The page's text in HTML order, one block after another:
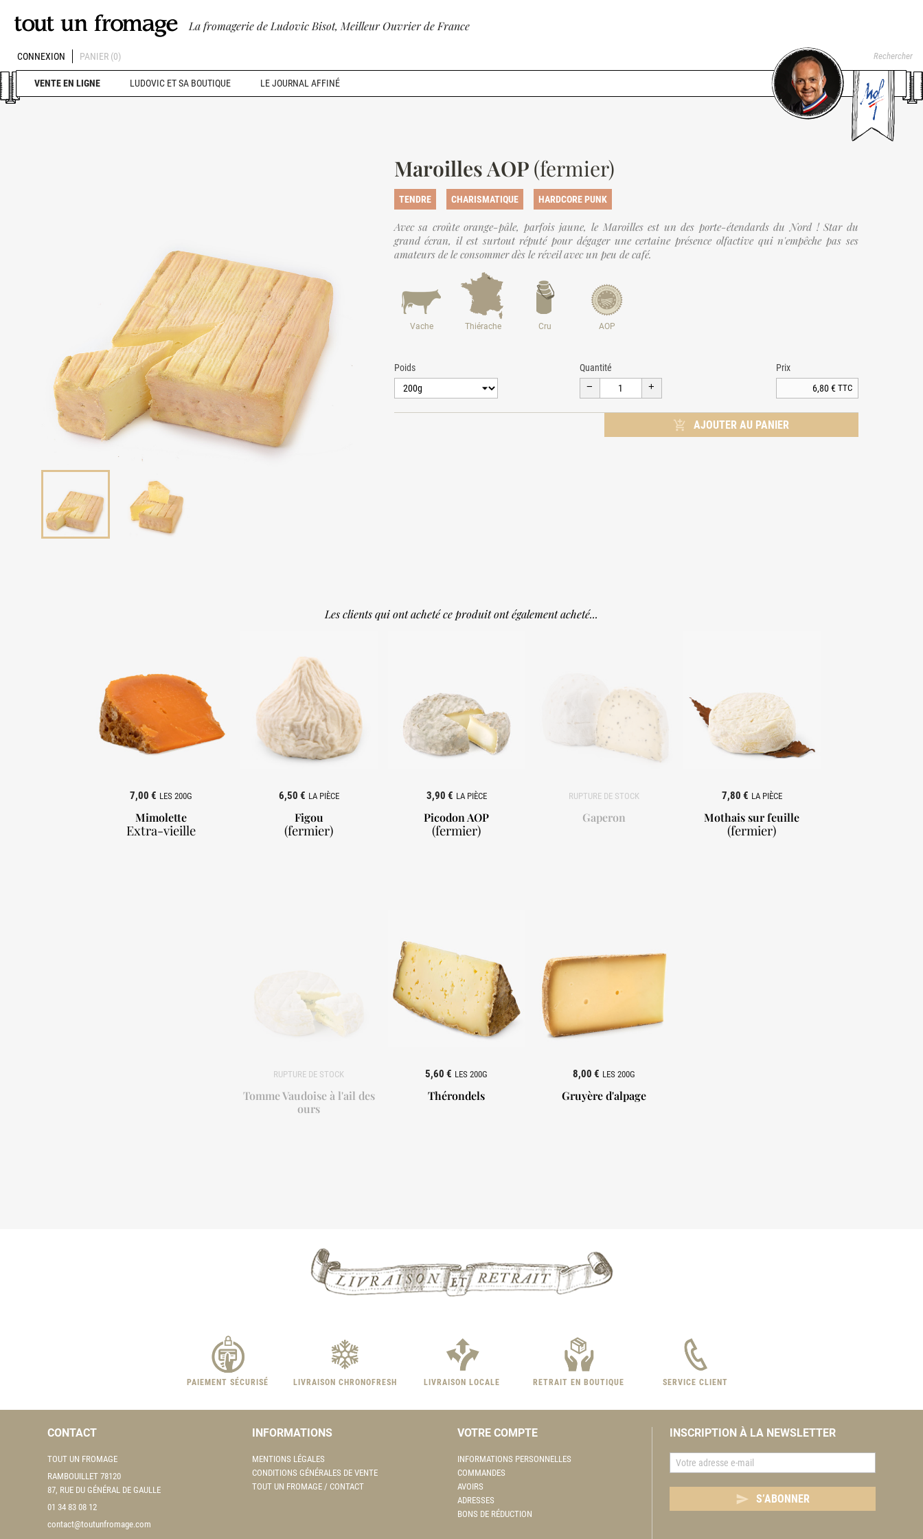
La fromagerie de Ludovic Bisot, Meilleur Ouvrier de France
CONNEXION PANIER (0)
VENTE EN LIGNE LUDOVIC ET SA BOUTIQUE LE JOURNAL AFFINÉ
Maroilles AOP (fermier)
TENDRE CHARISMATIQUE HARDCORE PUNK
Avec sa croûte orange-pâle, parfois jaune, le Maroilles est un des porte-étendards du Nord ! Star du
grand écran, il est surtout réputé pour dégager une certaine présence olfactive qui n'empêche pas ses
amateurs de le consommer dès le réveil avec un peu de café.
Vache Thiérache Cru AOP
Poids Quantité
Prix
6,80 €TTC
 AJOUTER AU PANIER
Les clients qui ont acheté ce produit ont également acheté...
Mimolette
Extra-vieille
7,00 € LES 200G

Figou
(fermier)
6,50 € LA PIÈCE

Picodon AOP
(fermier)
3,90 € LA PIÈCE

Gaperon Mothais sur feuille
(fermier)
7,80 € LA PIÈCE

Tomme Vaudoise à l'ail des
ours

Thérondels
5,60 € LES 200G
Gruyère d'alpage
8,00 € LES 200G
PAIEMENT SÉCURISÉ LIVRAISON CHRONOFRESH LIVRAISON LOCALE RETRAIT EN BOUTIQUE SERVICE CLIENT
CONTACT
TOUT UN FROMAGE
RAMBOUILLET 78120
87, RUE DU GÉNÉRAL DE GAULLE
01 34 83 08 12
contact@toutunfromage.com
INFORMATIONS
MENTIONS LÉGALES
CONDITIONS GÉNÉRALES DE VENTE
TOUT UN FROMAGE / CONTACT
VOTRE COMPTE
INFORMATIONS PERSONNELLES
COMMANDES
AVOIRS
ADRESSES
BONS DE RÉDUCTION
INSCRIPTION À LA NEWSLETTER
 S’ABONNER